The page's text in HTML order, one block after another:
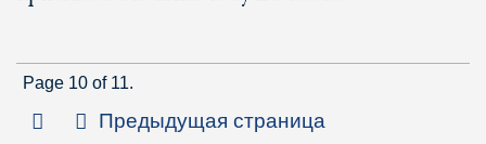
Page 10 of 11.
Первая страница
Предыдущая страница